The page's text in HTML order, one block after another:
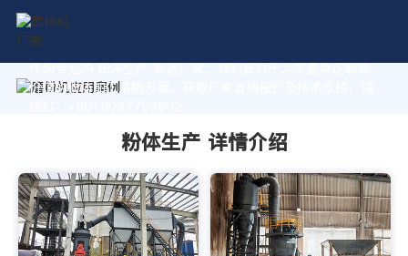
作为专业的 粉体生产 制造厂家，我们致力于为您量身定制高
价值的粉体加工系统方案。获取厂家直销报价及技术支持，请
粉体生产 详情介绍